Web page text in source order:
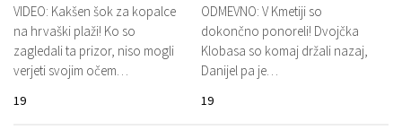
VIDEO: Kakšen šok za kopalce
na hrvaški plaži! Ko so
zagledali ta prizor, niso mogli
verjeti svojim očem…
19
ODMEVNO: V Kmetiji so
dokončno ponoreli! Dvojčka
Klobasa so komaj držali nazaj,
Danijel pa je…
19